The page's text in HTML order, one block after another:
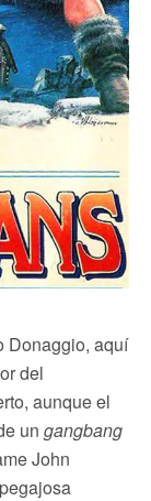
Donaggio, aquí
del
aunque el
un gangbang
John